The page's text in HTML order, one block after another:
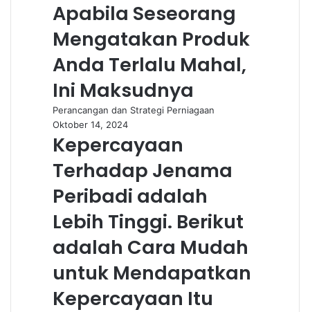
Apabila Seseorang
Mengatakan Produk
Anda Terlalu Mahal,
Ini Maksudnya
Perancangan dan Strategi Perniagaan
Oktober 14, 2024
Kepercayaan
Terhadap Jenama
Peribadi adalah
Lebih Tinggi. Berikut
adalah Cara Mudah
untuk Mendapatkan
Kepercayaan Itu